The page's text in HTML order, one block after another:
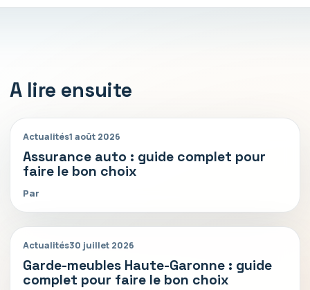
A lire ensuite
Actualités1 août 2026
Assurance auto : guide complet pour
faire le bon choix
Par
Actualités30 juillet 2026
Garde-meubles Haute-Garonne : guide
complet pour faire le bon choix